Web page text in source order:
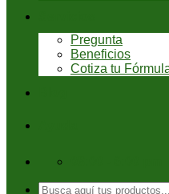
Pregunta
Beneficios
Cotiza tu
Buscar